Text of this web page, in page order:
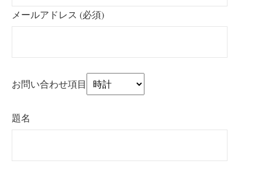
メールアドレス (必須)
お問い合わせ項目
題名